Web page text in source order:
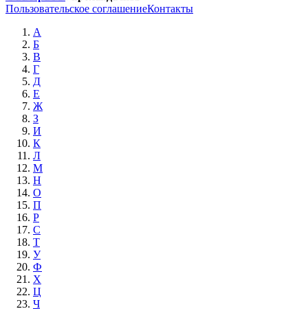
Пользовательское соглашениеКонтакты
А
Б
В
Г
Д
Е
Ж
З
И
К
Л
М
Н
О
П
Р
С
Т
У
Ф
Х
Ц
Ч